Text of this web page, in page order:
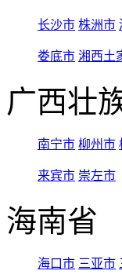
长沙市 株洲市
娄底市 湘西土
广西壮
南宁市 柳州市
来宾市 崇左市
海南省
海口市 三亚市